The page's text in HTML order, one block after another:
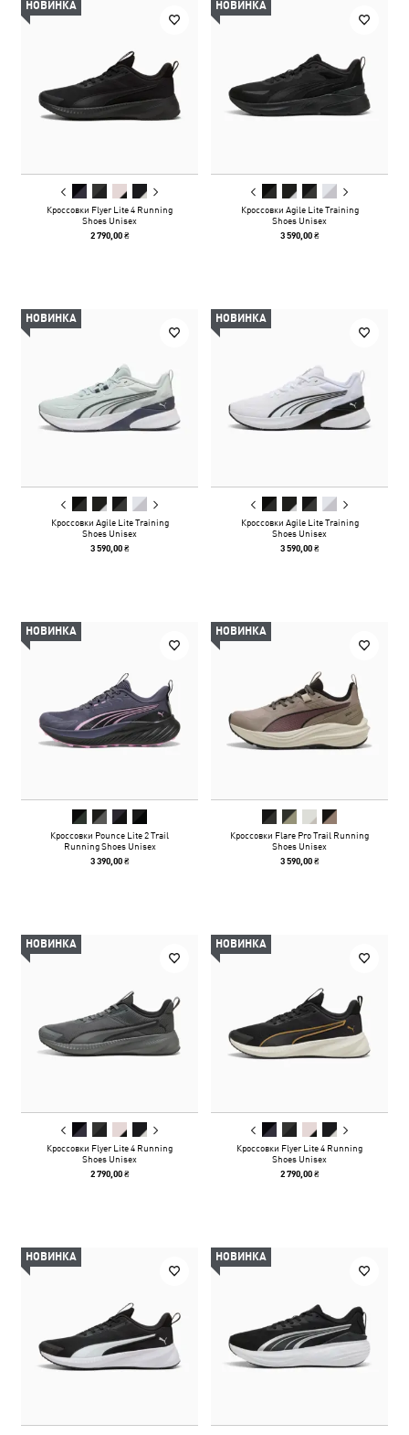
НОВИНКА
Кроссовки Flyer Lite 4 Running
Shoes Unisex
2 790,00 ₴
НОВИНКА
Кроссовки Agile Lite Training
Shoes Unisex
3 590,00 ₴
НОВИНКА
Кроссовки Agile Lite Training
Shoes Unisex
3 590,00 ₴
НОВИНКА
Кроссовки Agile Lite Training
Shoes Unisex
3 590,00 ₴
НОВИНКА
Кроссовки Pounce Lite 2 Trail
Running Shoes Unisex
3 390,00 ₴
НОВИНКА
Кроссовки Flare Pro Trail Running
Shoes Unisex
3 590,00 ₴
НОВИНКА
Кроссовки Flyer Lite 4 Running
Shoes Unisex
2 790,00 ₴
НОВИНКА
Кроссовки Flyer Lite 4 Running
Shoes Unisex
2 790,00 ₴
НОВИНКА НОВИНКА